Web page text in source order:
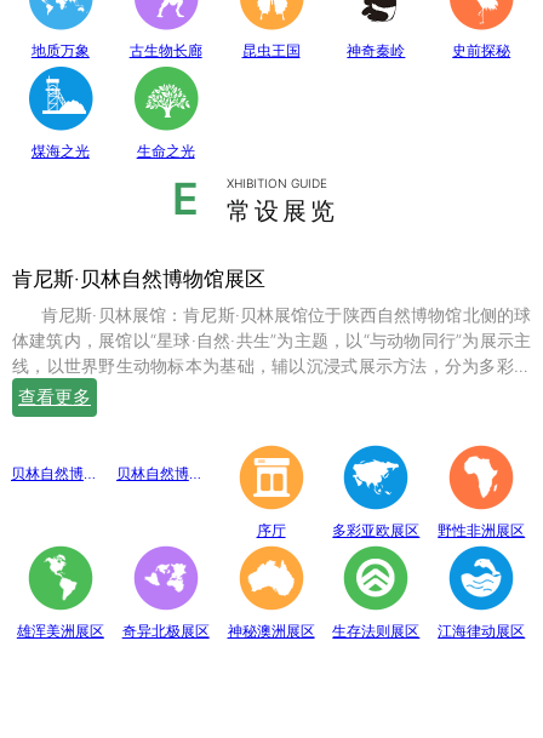
地质万象 古生物长廊 昆虫王国 神奇秦岭 史前探秘
煤海之光 生命之光
E XHIBITION GUIDE
常设展览
肯尼斯·贝林自然博物馆展区
体建筑内，展馆以“星球·自然·共生”为主题，以“与动物同行”为展示主
线，以世界野生动物标本为基础，辅以沉浸式展示方法，分为多彩亚
欧、野性非洲、雄浑美洲、奇异北极、神秘澳洲、生存法则、江海律
动、穹幕影院、勇敢者通道、互动体验等10个展示体验区，共展出七
查看更多
贝林自然博物馆趣味互动展区 贝林自然博物馆山海经奇展区
序厅 多彩亚欧展区 野性非洲展区
雄浑美洲展区 奇异北极展区 神秘澳洲展区 生存法则展区 江海律动展区